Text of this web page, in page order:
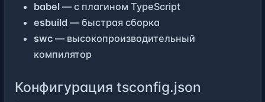
babel — с плагином TypeScript
esbuild — быстрая сборка
swc — высокопроизводительный
компилятор
Конфигурация tsconfig.json